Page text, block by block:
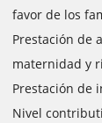
favor de los
Prestación de
maternidad y
Prestación de
Nivel